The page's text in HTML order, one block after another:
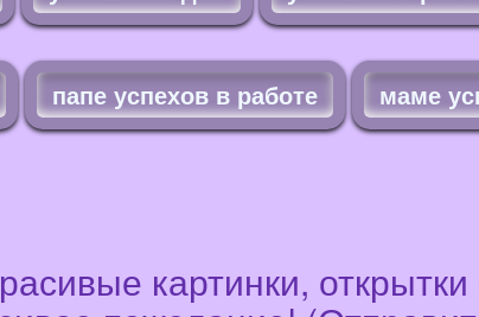
папе успехов в работе маме
картинки,